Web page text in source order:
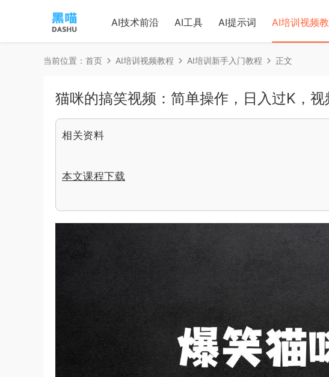
AI技术前沿 AI工具 AI提示词 AI培训视频
当前位置： 首页 AI培训视频教程 AI培训新手入门教程 正文
猫咪的搞笑视频：简单操作，日入过K，视
相关资料
本文课程下载